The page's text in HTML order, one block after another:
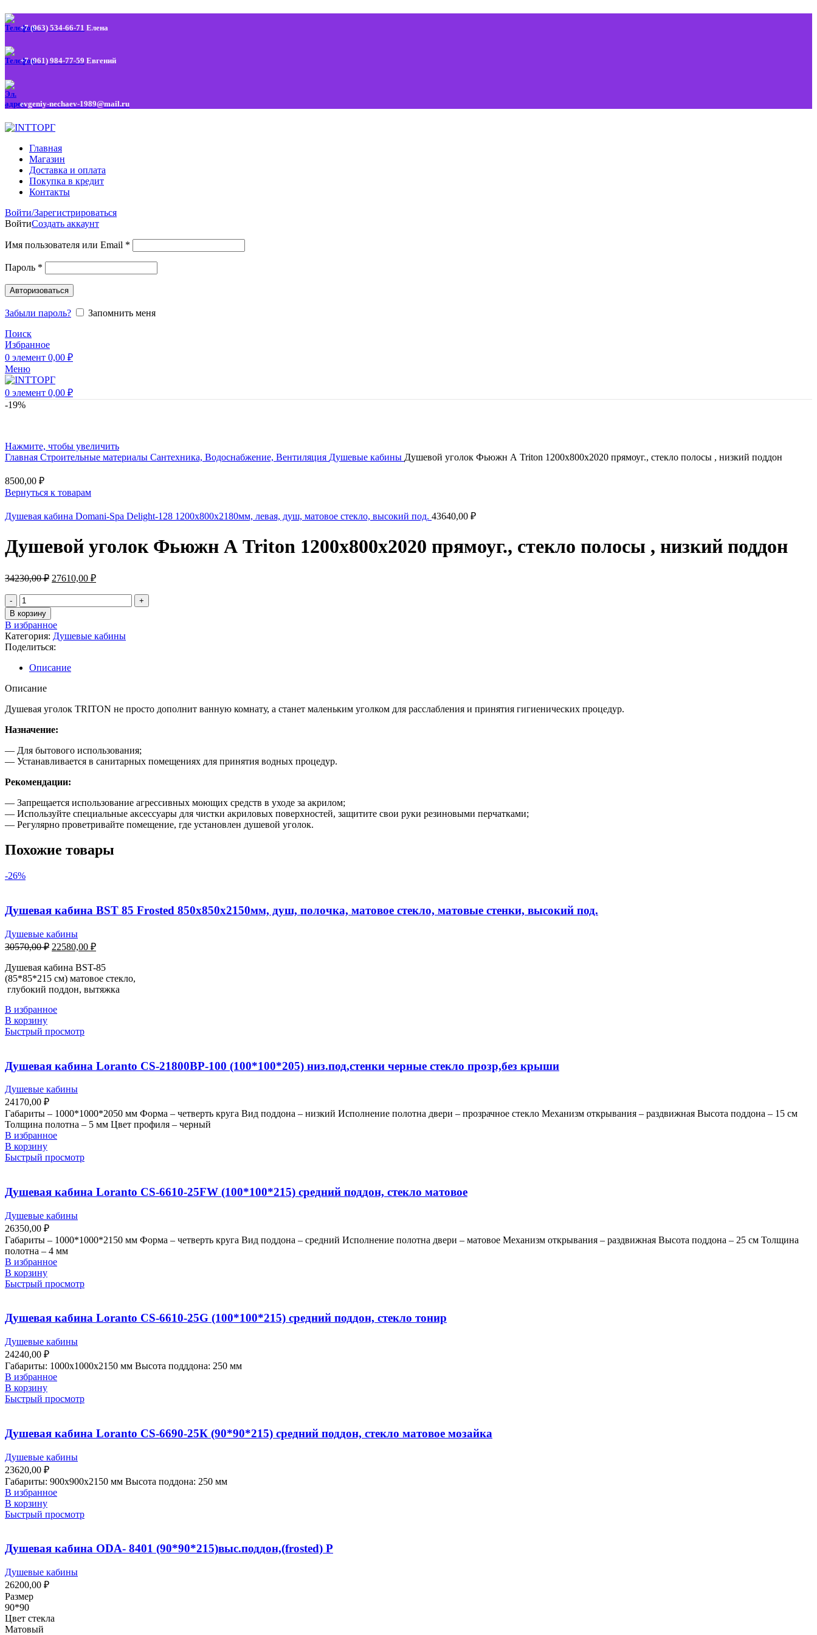
+7 (963) 534-66-71 Елена
+7 (961) 984-77-59 Евгений
evgeniy-nechaev-1989@mail.ru
Главная
Магазин
Доставка и оплата
Покупка в кредит
Контакты
Войти/Зарегистрироваться
ВойтиСоздать аккаунт
Имя пользователя или Email *
Пароль *
Авторизоваться
Забыли пароль?
Запомнить меня
Поиск
Избранное
0 элемент 0,00 ₽
Меню
0 элемент 0,00 ₽
-19%
Нажмите, чтобы увеличить
Главная Строительные материалы Сантехника, Водоснабжение, Вентиляция Душевые кабины Душевой уголок Фьюжн А Triton 1200х800х2020 прямоуг., стекло полосы , низкий поддон
8500,00 ₽
Вернуться к товарам
Душевая кабина Domani-Spa Delight-128 1200х800х2180мм, левая, душ, матовое стекло, высокий под. 43640,00 ₽
Душевой уголок Фьюжн А Triton 1200х800х2020 прямоуг., стекло полосы , низкий поддон
34230,00₽ 27610,00 ₽
В корзину
В избранное
Категория: Душевые кабины
Поделиться:
Описание
Описание
Душевая уголок TRITON не просто дополнит ванную комнату, а станет маленьким уголком для расслабления и принятия гигиенических процедур.
Назначение:
— Для бытового использования;
— Устанавливается в санитарных помещениях для принятия водных процедур.
Рекомендации:
— Запрещается использование агрессивных моющих средств в уходе за акрилом;
— Используйте специальные аксессуары для чистки акриловых поверхностей, защитите свои руки резиновыми перчатками;
— Регулярно проветривайте помещение, где установлен душевой уголок.
Похожие товары
-26%
Душевая кабина BST 85 Frosted 850х850х2150мм, душ, полочка, матовое стекло, матовые стенки, высокий под.
Душевые кабины
30570,00₽ 22580,00 ₽
Душевая кабина BST-85
(85*85*215 см) матовое стекло,
глубокий поддон, вытяжка
В избранное
В корзину
Быстрый просмотр
Душевая кабина Loranto CS-21800BP-100 (100*100*205) низ.под,стенки черные стекло прозр,без крыши
Душевые кабины
24170,00 ₽
Габариты – 1000*1000*2050 мм Форма – четверть круга Вид поддона – низкий Исполнение полотна двери – прозрачное стекло Механизм открывания – раздвижная Высота поддона – 15 см
Толщина полотна – 5 мм Цвет профиля – черный
В избранное
В корзину
Быстрый просмотр
Душевая кабина Loranto CS-6610-25FW (100*100*215) средний поддон, стекло матовое
Душевые кабины
26350,00 ₽
Габариты – 1000*1000*2150 мм Форма – четверть круга Вид поддона – средний Исполнение полотна двери – матовое Механизм открывания – раздвижная Высота поддона – 25 см Толщина
полотна – 4 мм
В избранное
В корзину
Быстрый просмотр
Душевая кабина Loranto CS-6610-25G (100*100*215) средний поддон, стекло тонир
Душевые кабины
24240,00 ₽
Габариты: 1000х1000х2150 мм Высота подддона: 250 мм
В избранное
В корзину
Быстрый просмотр
Душевая кабина Loranto CS-6690-25К (90*90*215) средний поддон, стекло матовое мозайка
Душевые кабины
23620,00 ₽
Габариты: 900х900х2150 мм Высота поддона: 250 мм
В избранное
В корзину
Быстрый просмотр
Душевая кабина ODA- 8401 (90*90*215)выс.поддон,(frosted) Р
Душевые кабины
26200,00 ₽
Размер
90*90
Цвет стекла
Матовый